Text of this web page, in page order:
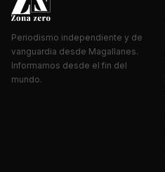
Periodismo independiente y de
vanguardia desde Magallanes.
Informamos desde el fin del
mundo.